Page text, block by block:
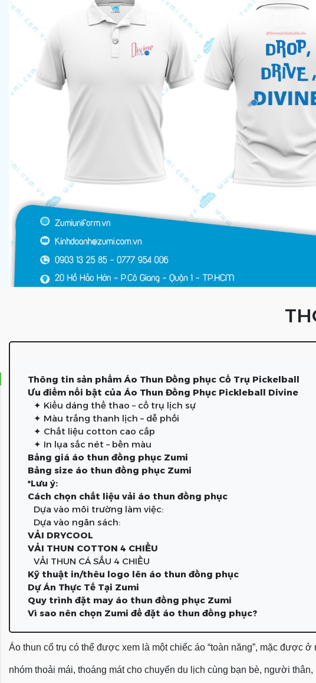
Thông tin sản phẩm Áo Thun Đồng phục Cổ Trụ Pickelball
Ưu điểm nổi bật của Áo Thun Đồng Phục Pickleball Divine
✦ Kiểu dáng thể thao – cổ trụ lịch sự
✦ Màu trắng thanh lịch – dễ phối
✦ Chất liệu cotton cao cấp
✦ In lụa sắc nét – bền màu
Bảng giá áo thun đồng phục Zumi
Bảng size áo thun đồng phục Zumi
*Lưu ý:
Cách chọn chất liệu vải áo thun đồng phục
Dựa vào môi trường làm việc:
Dựa vào ngân sách:
VẢI DRYCOOL
VẢI THUN COTTON 4 CHIỀU
VẢI THUN CÁ SẤU 4 CHIỀU
Kỹ thuật in/thêu logo lên áo thun đồng phục
Dự Án Thực Tế Tại Zumi
Quy trình đặt may áo thun đồng phục Zumi
Vì sao nên chọn Zumi để đặt áo thun đồng phục?
Áo thun cổ trụ có thể được xem là một chiếc áo “toàn năng”, mặc được
nhóm thoải mái, thoáng mát cho chuyến du lịch cùng bạn bè, người